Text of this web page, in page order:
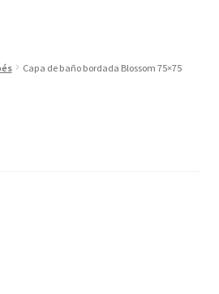
Capa de baño bordada Blossom 75×75